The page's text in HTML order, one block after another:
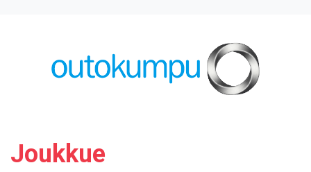
Joukkue